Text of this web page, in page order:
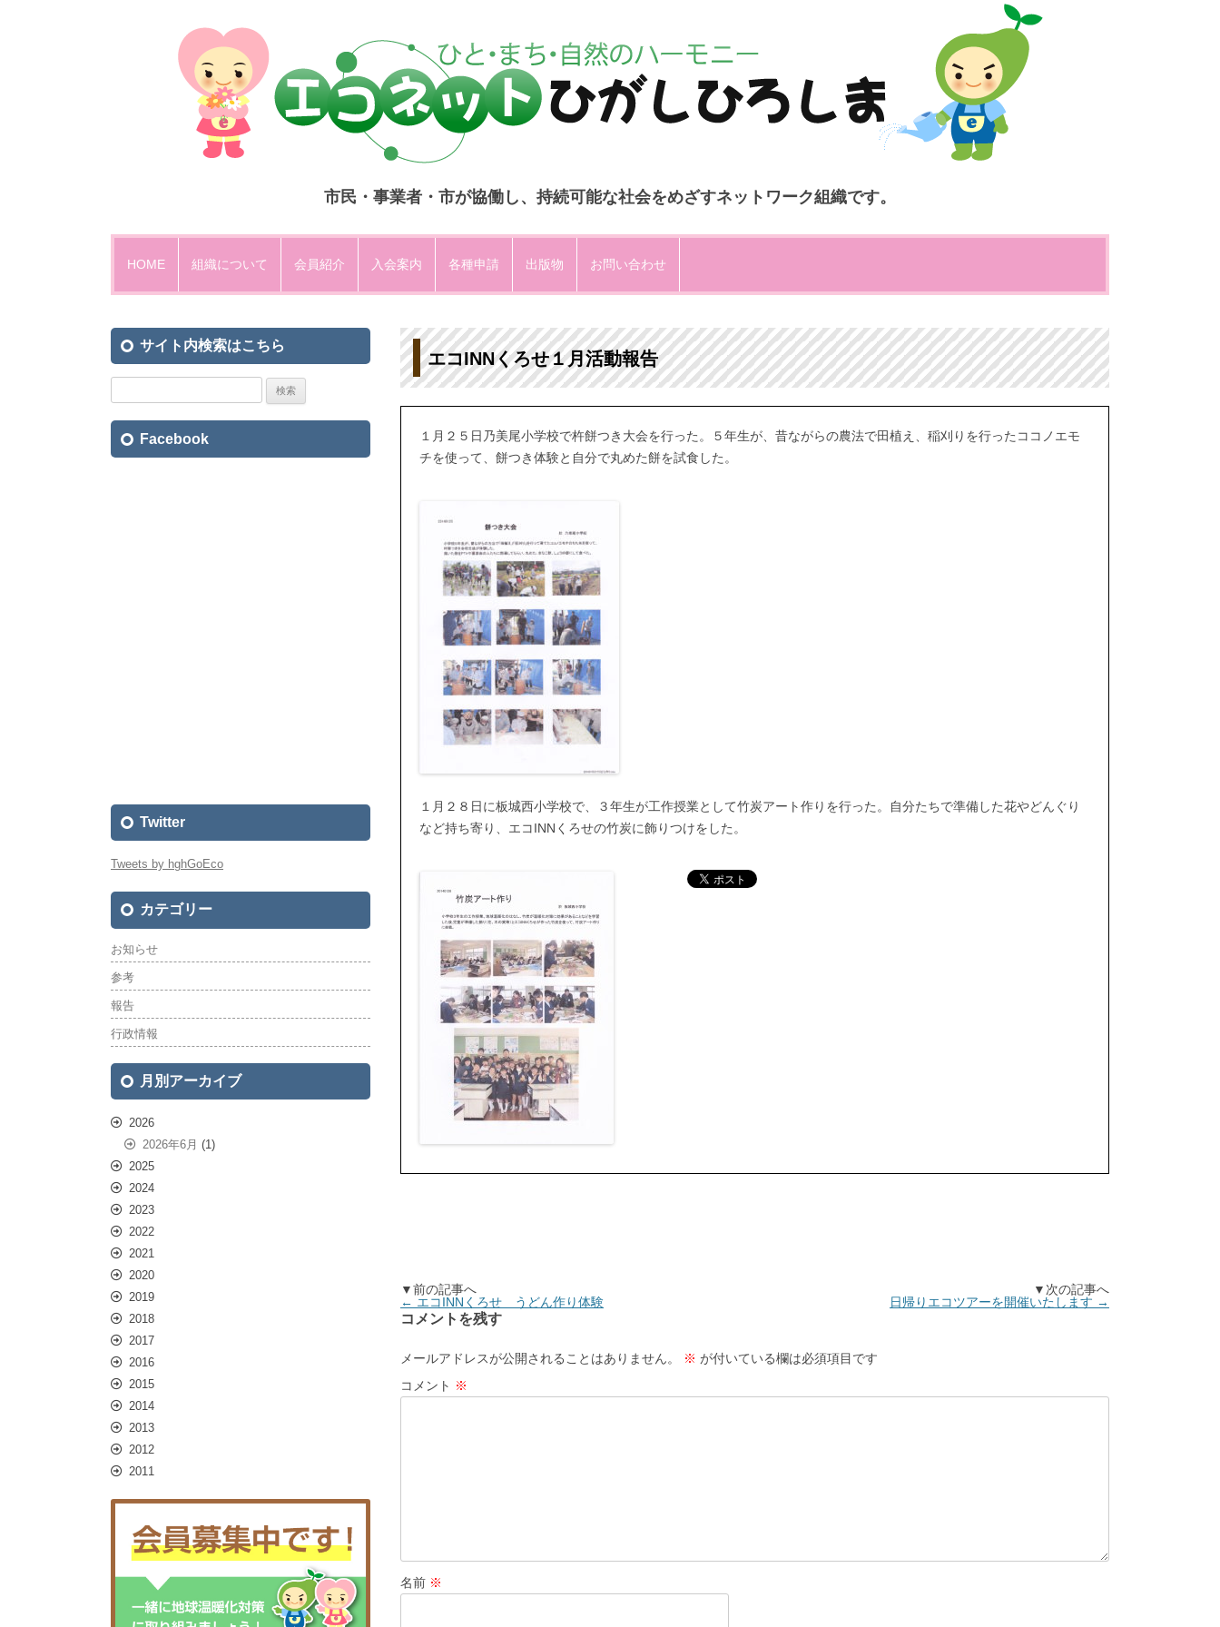
市民・事業者・市が協働し、持続可能な社会をめざすネットワーク組織です。
コ
テ
ツ
キ
ッ
プ
HOME 組織について
運営方法・組織図
エコネットひがしひろしま規約
会員紹介 入会案内 各種申請 出版物 お問い合わせ
エコINNくろせ１月活動報告
１月２５日乃美尾小学校で杵餅つき大会を行った。５年生が、昔ながらの農法で田植え、稲刈りを行ったココノエモ
チを使って、餅つき体験と自分で丸めた餅を試食した。
１月２８日に板城西小学校で、３年生が工作授業として竹炭アート作りを行った。自分たちで準備した花やどんぐり
など持ち寄り、エコINNくろせの竹炭に飾りつけをした。
▼前の記事へ
← エコINNくろせ うどん作り体験
▼次の記事へ
日帰りエコツアーを開催いたします →
コメントを残す
メールアドレスが公開されることはありません。 ※ が付いている欄は必須項目です
コメント ※
名前 ※
サイト内検索はこちら
Facebook
Twitter
Tweets by hghGoEco
カテゴリー
お知らせ
参考
報告
行政情報
月別アーカイブ
2026
2026年6月 (1)
2025
2024
2023
2022
2021
2020
2019
2018
2017
2016
2015
2014
2013
2012
2011